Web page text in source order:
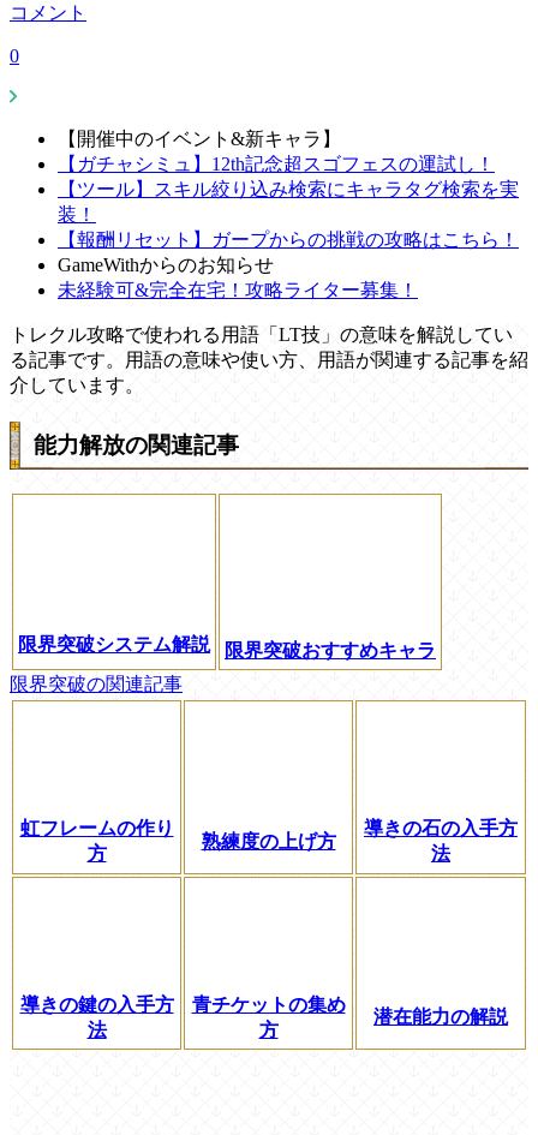
コメント
0
【開催中のイベント&新キャラ】
【ガチャシミュ】12th記念超スゴフェスの運試し！
【ツール】スキル絞り込み検索にキャラタグ検索を実
装！
【報酬リセット】ガープからの挑戦の攻略はこちら！
GameWithからのお知らせ
未経験可&完全在宅！攻略ライター募集！
トレクル攻略で使われる用語「LT技」の意味を解説してい
る記事です。用語の意味や使い方、用語が関連する記事を紹
介しています。
能力解放の関連記事
限界突破システム解説
限界突破おすすめキャラ
限界突破の関連記事
虹フレームの作り
方
熟練度の上げ方
導きの石の入手方
法
導きの鍵の入手方
法
青チケットの集め
方
潜在能力の解説